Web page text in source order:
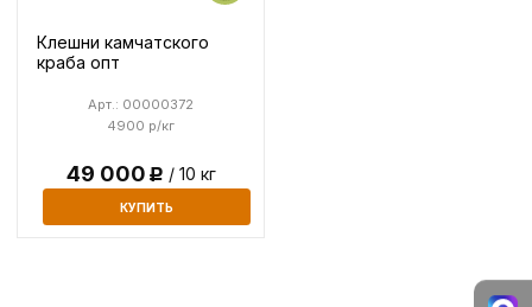
Клешни камчатского
краба опт
4900 р/кг
Арт.: 00000372
49 000Р / 10 кг
КУПИТЬ